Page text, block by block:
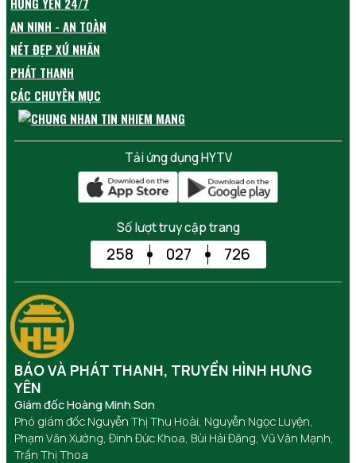
AN NINH - AN TOÀN
NÉT ĐẸP XỨ NHÃN
PHÁT THANH
CÁC CHUYÊN MỤC
Tải ứng dụng HYTV
Số lượt truy cập trang
258 027 726
BÁO VÀ PHÁT THANH, TRUYỀN HÌNH HƯNG
YÊN
Giám đốc Hoàng Minh Sơn
Phó giám đốc Nguyễn Thị Thu Hoài, Nguyễn Ngọc Luyện,
Phạm Văn Xướng, Đinh Đức Khoa, Bùi Hải Đăng, Vũ Văn Mạnh,
Trần Thị Thoa